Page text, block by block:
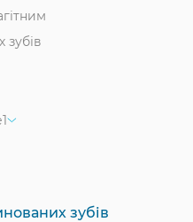
зубів
1
зубів